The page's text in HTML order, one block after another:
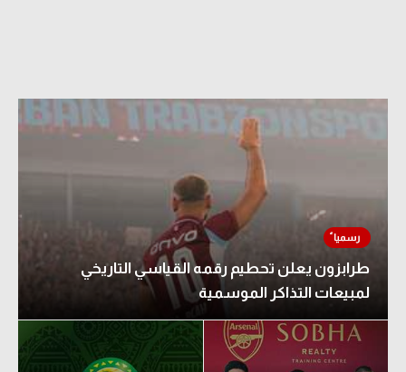
طرابزون يعلن تحطيم رقمه القياسي التاريخي
لمبيعات التذاكر الموسمية